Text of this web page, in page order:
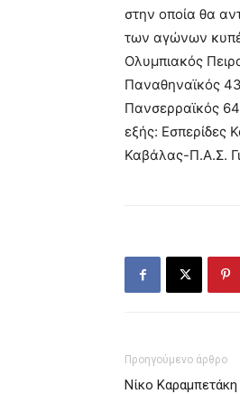
στην οποία θα
των αγώνων
Ολυμπιακός
Παναθηναϊκός
Πανσερραϊκός
εξής: Εσπερίδες
Καβάλας-Π.Α.Σ.
Προηγούμενο άρθρο
Νίκο Καραμπετάκη